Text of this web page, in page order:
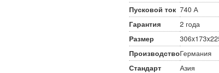
Пусковой ток 740 А
Гарантия
2 года
Размер
ПроизводствоГермания
Стандарт
Азия